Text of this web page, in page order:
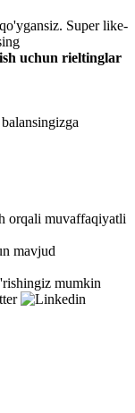
Super like-
uchun rieltinglar
orqali muvaffaqiyatli
mavjud
mumkin